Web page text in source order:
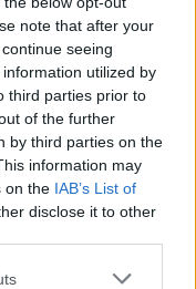
note that after your
seeing
utilized by
third parties prior to
of the further
by third parties on the
information may
on the IAB’s List of
disclose it to other